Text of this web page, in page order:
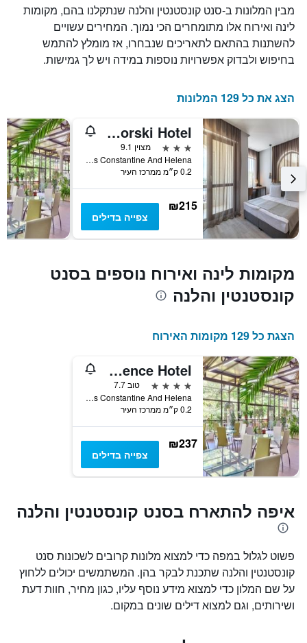
בשלושת
הימים
כולל1
ציר
X
המציגים
קטגוריות
דירוג
התרשים
1
ציר
המציגים
את
המחיר
הממוצע
של
סוף
השבוע
זה
בימים
האחרונים
מבין המלונות ב-סנט קונסטנטין והלנה שנתקלנו בהם, מקומות
לינה ואירוח אלו מתומחרים הכי נמוך. המחירים עשויים
להשתנות בהתאם לתאריכים שנבחרו, אז מומלץ להתמש
בחיפוש ולבדוק אפשרויות נוספות במידה ויש לך גמישות.
הצג את כל 129 המלונות
Primorski Hotel
3 כוכבים
מצוין 9.1
Sts Constantine And Helena, סנט קונסטנטין והלנה, בולגריה
0.2 ק״מ ממרכז העיר
₪215
צפייה בדילים
מקומות לינה ואירוח נוספים בסנט
קונסטנטין והלנה
הצגת כל 129 מקומות האירוח
Estreya Residence Hotel
4 כוכבים
טוב 7.7
Ul 45-ta 5 St. Estreya Residence Hotel Saints Constantine And Helena, סנט קונסטנטין והלנה, בולגריה
0.2 ק״מ ממרכז העיר
₪237
צפייה בדילים
איפה להתארח בסנט קונסטנטין והלנה
פשוט לגלול במפה כדי למצוא מלונות קרובים לשכונות סנט
קונסטנטין והלנה שתכנת לבקר בהן. המשתמשים יכולים ללחוץ
על שם המלון כדי למצוא מידע נוסף עליו, כגון מחיר, חוות דעת
ושירותים, וגם למצוא דילים שונים במקום.